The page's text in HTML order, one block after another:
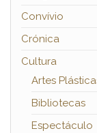
Convívio
Crónica
Cultura
Artes
Bibliotecas
Espectáculo